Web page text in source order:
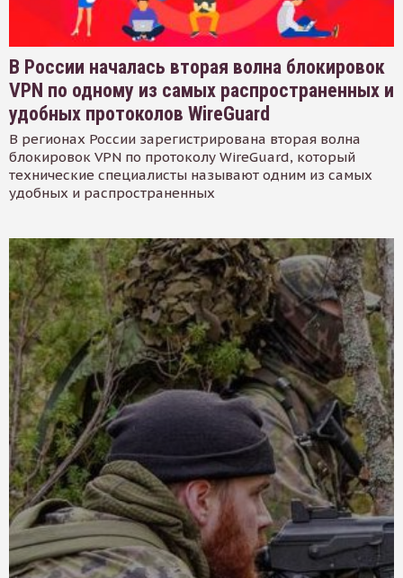
В России началась вторая волна блокировок
VPN по одному из самых распространенных и
удобных протоколов WireGuard
В регионах России зарегистрирована вторая волна
блокировок VPN по протоколу WireGuard, который
технические специалисты называют одним из самых
удобных и распространенных